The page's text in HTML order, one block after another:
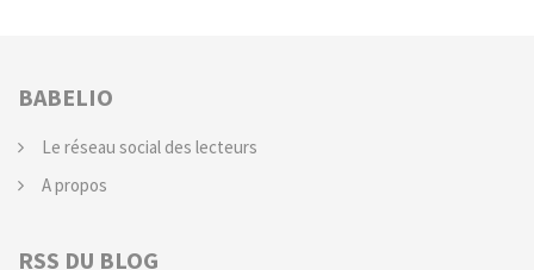
BABELIO
Le réseau social des lecteurs
A propos
RSS DU BLOG